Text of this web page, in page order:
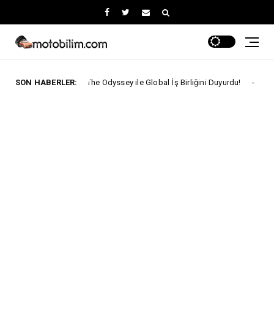
SON HABERLER:
The Odyssey ile Global İş Birliğini Duyurdu! ARABA